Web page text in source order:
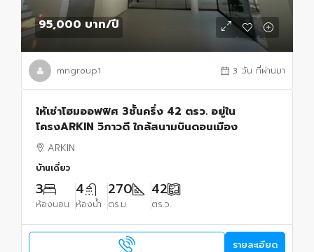
95,000 บาท/ปี
mngroup1 3 วัน ที่ผ่านมา
ให้เช่าโฮมออฟฟิศ 3ชั้นครึ่ง 42 ตรว. อยู่ใน
โครงARKIN วิภาวดี ใกล้สนามบินดอนเมือง
ARKIN
บ้านเดี่ยว
3
ห้องนอน
4
ห้องน้ำ
270
ตร.ม.
42
ตร.ว.
รายละเอียด